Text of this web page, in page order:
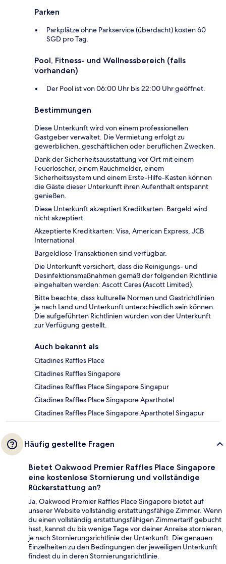
Parken
Parkplätze ohne Parkservice (überdacht) kosten 60
SGD pro Tag.
Pool, Fitness- und Wellnessbereich (falls
vorhanden)
Der Pool ist von 06:00 Uhr bis 22:00 Uhr geöffnet.
Bestimmungen
Diese Unterkunft wird von einem professionellen
Gastgeber verwaltet. Die Vermietung erfolgt zu
gewerblichen, geschäftlichen oder beruflichen Zwecken.
Dank der Sicherheitsausstattung vor Ort mit einem
Feuerlöscher, einem Rauchmelder, einem
Sicherheitssystem und einem Erste-Hilfe-Kasten können
die Gäste dieser Unterkunft ihren Aufenthalt entspannt
genießen.
Diese Unterkunft akzeptiert Kreditkarten. Bargeld wird
nicht akzeptiert.
Akzeptierte Kreditkarten: Visa, American Express, JCB
International
Bargeldlose Transaktionen sind verfügbar.
Die Unterkunft versichert, dass die Reinigungs- und
Desinfektionsmaßnahmen gemäß der folgenden Richtlinie
eingehalten werden: Ascott Cares (Ascott Limited).
Bitte beachte, dass kulturelle Normen und Gastrichtlinien
je nach Land und Unterkunft unterschiedlich sein können.
Die aufgeführten Richtlinien wurden von der Unterkunft
zur Verfügung gestellt.
Auch bekannt als
Citadines Raffles Place
Citadines Raffles Singapore
Citadines Raffles Place Singapore Singapur
Citadines Raffles Place Singapore Aparthotel
Citadines Raffles Place Singapore Aparthotel Singapur
Häufig gestellte Fragen
Bietet Oakwood Premier Raffles Place Singapore
eine kostenlose Stornierung und vollständige
Rückerstattung an?
Ja, Oakwood Premier Raffles Place Singapore bietet auf
unserer Website vollständig erstattungsfähige Zimmer. Wenn
du einen vollständig erstattungsfähigen Zimmertarif gebucht
hast, kannst du bis wenige Tage vor deiner Anreise stornieren,
je nach Stornierungsrichtlinie der Unterkunft. Die genauen
Einzelheiten zu den Bedingungen der jeweiligen Unterkunft
findest du in deren Stornierungsrichtlinie.